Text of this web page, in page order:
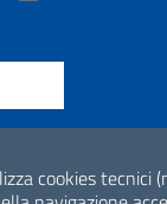
cookies tecnici
di